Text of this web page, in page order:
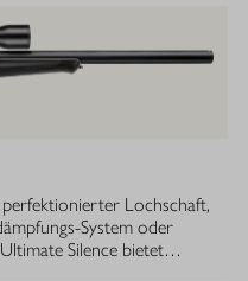
Lochschaft,
System oder
Silence bietet